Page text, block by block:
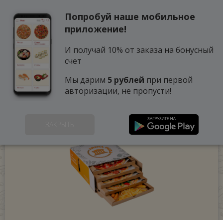
Попробуй наше мобильное
приложение!
И получай 10% от заказа на бонусный
счет
Мы дарим 5 рублей при первой
авторизации, не пропусти!